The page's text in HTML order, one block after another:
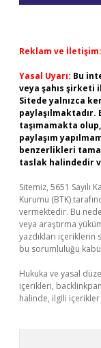
Reklam ve İletişim:
Yasal Uyarı: Bu
veya şahıs şirketi
Sitede yalnızca
taşımamakta
paylaşım
benzerlikleri
taslak halindedir
Sitemiz, 5651 Sayılı
Kurumu (BTK)
vermektedir. Bu
veya araştırma
yazdıkları
bu sorumluluğu
Hukuka ve yasal
içerikleri,
halinde, ilgili içerikler